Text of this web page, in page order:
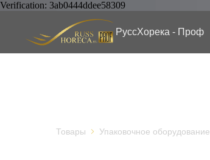
Verification: 3ab0444ddee58309
РуссХорека - Проф
Товары Упаковочное оборудование